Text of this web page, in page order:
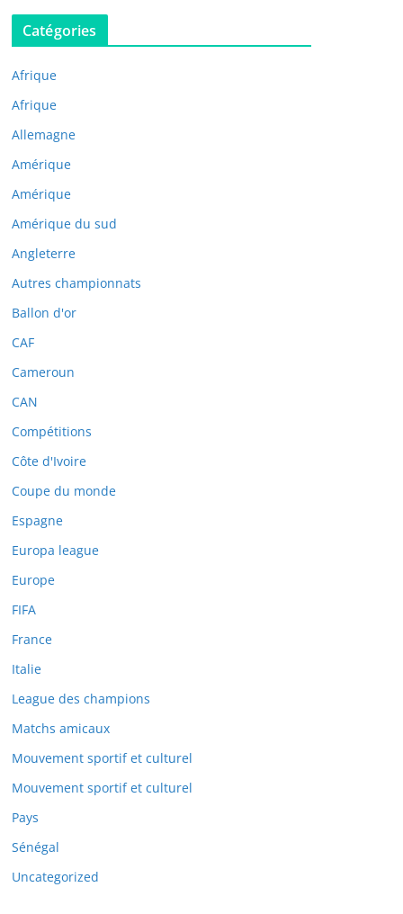
Catégories
Afrique
Afrique
Allemagne
Amérique
Amérique
Amérique du sud
Angleterre
Autres championnats
Ballon d'or
CAF
Cameroun
CAN
Compétitions
Côte d'Ivoire
Coupe du monde
Espagne
Europa league
Europe
FIFA
France
Italie
League des champions
Matchs amicaux
Mouvement sportif et culturel
Mouvement sportif et culturel
Pays
Sénégal
Uncategorized